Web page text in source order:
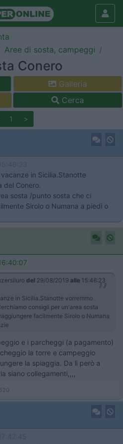
Aree di sosta, campeggi
Conero
Galleria
Cerca
1 >
15:46:23
in Sicilia.Stanotte
del Conero.
sosta /punto sosta che ci
Sirolo o Numana a piedi o
del 29/08/2019 alle 15:46:23
in Sicilia.Stanotte vorremmo
consigli per un'area sosta
facilmente Sirolo o Numana
e i parcheggi (a pagamento)
la torre e campeggio
la spiaggia. Da lì però a
siano collegamenti,,,,
17:42:45